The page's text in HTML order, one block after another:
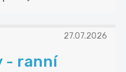
27.07.2026
- ranní